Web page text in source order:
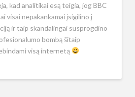
kad analitikai esą teigia, jog BBC
visai nepakankamai įsigilino į
ir taip skandalingai susprogdino
bombą šitaip
visą internetą